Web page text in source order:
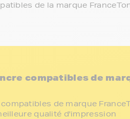
de la marque
compatibles de
de marque
qualité d'impression